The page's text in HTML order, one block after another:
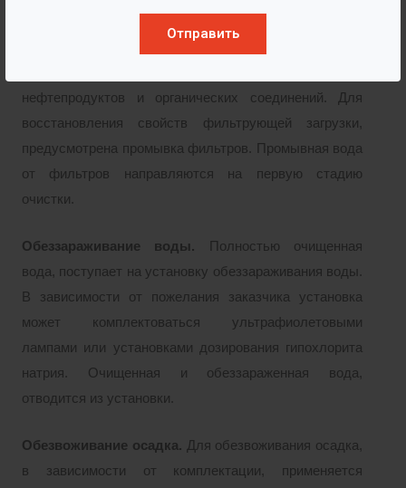
Отправить
нефтепродуктов и органических соединений. Для
восстановления свойств фильтрующей загрузки,
предусмотрена промывка фильтров. Промывная вода
от фильтров направляются на первую стадию
очистки.
Обеззараживание воды. Полностью очищенная
вода, поступает на установку обеззараживания воды.
В зависимости от пожелания заказчика установка
может комплектоваться ультрафиолетовыми
лампами или установками дозирования гипохлорита
натрия. Очищенная и обеззараженная вода,
отводится из установки.
Обезвоживание осадка. Для обезвоживания осадка,
в зависимости от комплектации, применяется